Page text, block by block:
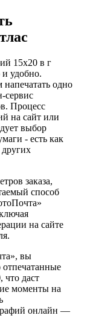
15х20 в г
и удобно.
одно
сервис
Процесс
на сайт или
выбор
- есть как
других
заказа,
способ
на сайте
вы
отпечатанные
что даст
моменты на
онлайн —